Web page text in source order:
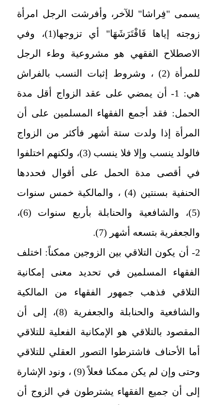
يسمى "فِراشا" للآخر، وأفرشت الرجل امرأة
زوجته إياها فَافْتَرَشَهَا" أي تزوجها(1)، وفي
الاصطلاح الفقهي هو مشروعية وطء الرجل
للمرأة (2) ، وشروط إثبات النسب بالفراش
هي: 1- أن يمضي على عقد الزواج أقل مدة
الحمل: فقد أجمع الفقهاء المسلمين على أن
المرأة إذا ولدت ستة أشهر فأكثر من الزواج
فالولد ينسب وإلا فلا ينسب (3)، ولكنهم اختلفوا
في أقصى مدة الحمل على أقوال فحددها
الحنفية بسنتين (4) ، والمالكية خمس سنوات
(5)، والشافعية والحنابلة بأربع سنوات (6)،
والجعفرية بتسعه أشهر (7).
2- أن يكون التلاقي بين الزوجين ممكناً: اختلف
الفقهاء المسلمين في تحديد معنى إمكانية
التلاقي فذهب جمهور الفقهاء من المالكية
والشافعية والحنابلة والجعفرية (8)، إلى أن
المقصود بالتلاقي هو الإمكانية الفعلية للتلاقي
أما الأحناف فاشترطوا التصور العقلي للتلاقي
وحتى وإن لم يكن ممكنا فعلاً (9) ، ونود الإشارة
إلى أن جميع الفقهاء يشترطون في الزوج أن